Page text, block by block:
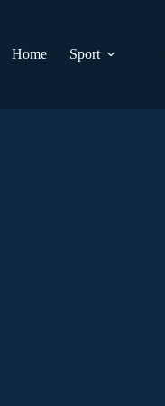
Home
Sport